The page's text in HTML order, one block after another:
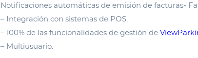
Notificaciones automáticas de emisión de facturas-
– Integración con sistemas de POS.
– 100% de las funcionalidades de gestión de
– Multiusuario.